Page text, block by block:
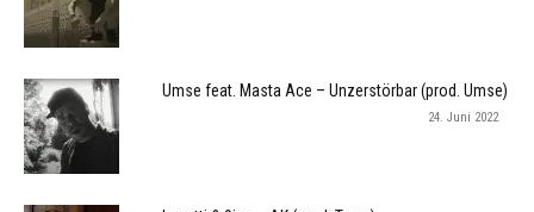
Umse feat. Masta Ace – Unzerstörbar (prod. Umse)
24. Juni 2022